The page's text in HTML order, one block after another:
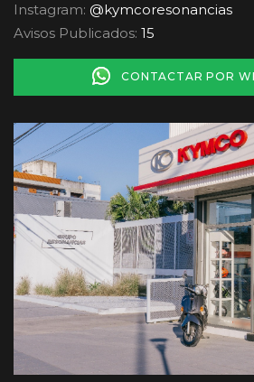
Instagram: @kymcoresonancias
Avisos Publicados: 15
CONTACTAR POR